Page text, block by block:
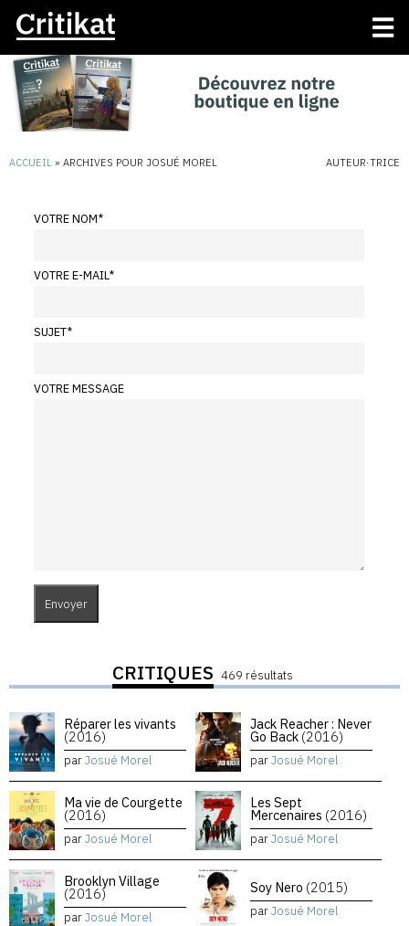
ACCUEIL » ARCHIVES POUR JOSUÉ MOREL AUTEUR·TRICE
VOTRE NOM*
VOTRE E-MAIL*
SUJET*
VOTRE MESSAGE
CRITIQUES 469 résultats
Réparer les vivants
(2016)
parJosué Morel
Jack Reacher : Never
Go Back (2016)
parJosué Morel
Ma vie de Courgette
(2016)
parJosué Morel
Les Sept
Mercenaires (2016)
parJosué Morel
Brooklyn Village
(2016)
parJosué Morel
Soy Nero (2015)
parJosué Morel